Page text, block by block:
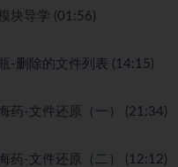
块导学 (01:56)
-删除的文件列表 (14:15)
药-文件还原（一） (21:34)
药-文件还原（二） (12:12)